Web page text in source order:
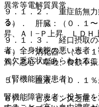
９．１．２． 重症筋無力
る。
９．１．３． 経口摂取の
者、全身状態の悪い患者
Ｋ欠乏症状があらわれるこ
（腎機能障害患者）
腎機能障害患者：投与量
異常等電解質異常。
３）． 肝臓：（０．１〜
昇、Ａｌ−Ｐ上昇、ＬＤＨ
４）． 消化器：（０．１
満）悪心・嘔吐、食欲不振
５）． 血液：（０．１％
６）． ビタミン欠乏症：